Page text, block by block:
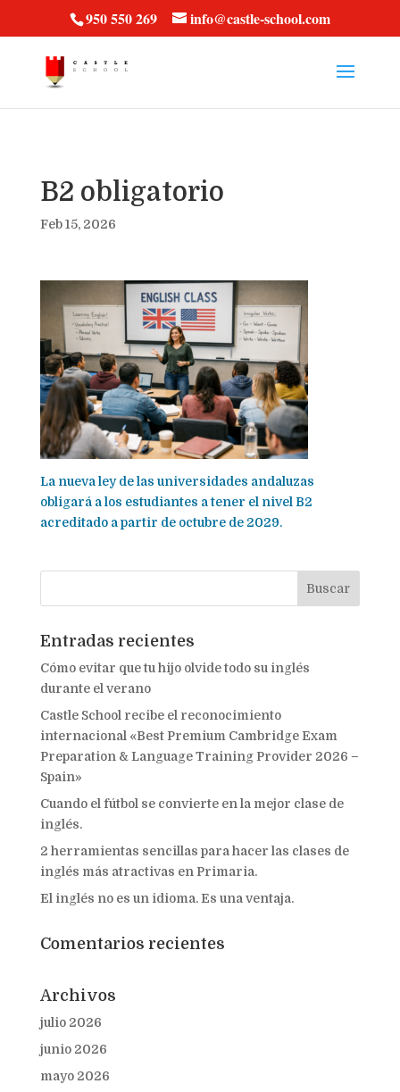
950 550 269 info@castle-school.com
B2 obligatorio
Feb 15, 2026
La nueva ley de las universidades andaluzas
obligará a los estudiantes a tener el nivel B2
acreditado a partir de octubre de 2029.
Entradas recientes
Cómo evitar que tu hijo olvide todo su inglés
durante el verano
Castle School recibe el reconocimiento
internacional «Best Premium Cambridge Exam
Preparation & Language Training Provider 2026 –
Spain»
Cuando el fútbol se convierte en la mejor clase de
inglés.
2 herramientas sencillas para hacer las clases de
inglés más atractivas en Primaria.
El inglés no es un idioma. Es una ventaja.
Comentarios recientes
Archivos
julio 2026
junio 2026
mayo 2026